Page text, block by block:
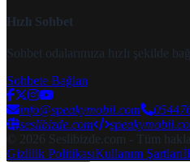
Hızlı Sohbet
Sohbet odalarımıza hızlı şekilde
Sohbete Bağlan
info@speakymobil.com
seslibizde.com
© 2026 Seslibizde.com - Tüm
Gizlilik PolitikasıKullanım Şartları